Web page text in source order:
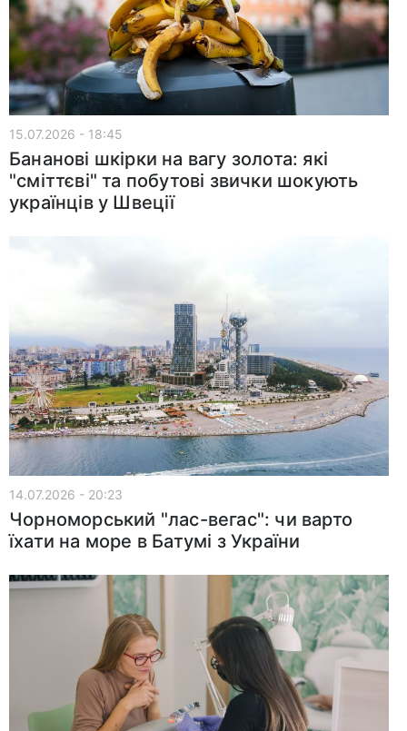
15.07.2026 - 18:45
Бананові шкірки на вагу золота: які
"сміттєві" та побутові звички шокують
українців у Швеції
14.07.2026 - 20:23
Чорноморський "лас-вегас": чи варто
їхати на море в Батумі з України